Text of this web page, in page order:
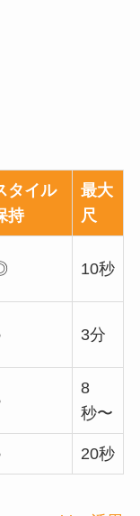
タイル
持
最大
尺
10秒
3分
8
秒〜
20秒